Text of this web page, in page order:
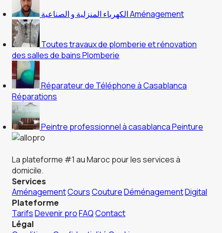
الكهرباء المنزلية و الصناعيةAménagement
Toutes travaux de plomberie et rénovation
des salles de bainsPlomberie
Réparateur de Téléphone à Casablanca
Réparations
Peintre professionnel à casablancaPeinture
La plateforme #1 au Maroc pour les services à
domicile.
Services
AménagementCoursCoutureDéménagementDigital
Plateforme
TarifsDevenir proFAQContact
Légal